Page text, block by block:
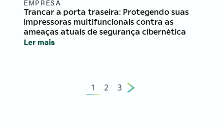
EMPRESA
Trancar a porta traseira: Protegendo suas
impressoras multifuncionais contra as
ameaças atuais de segurança cibernética
Ler mais
1 2 3